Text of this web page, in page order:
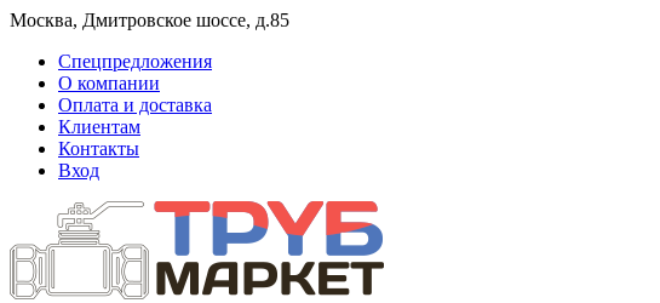
Москва, Дмитровское шоссе, д.85
Спецпредложения
О компании
Оплата и доставка
Клиентам
Контакты
Вход